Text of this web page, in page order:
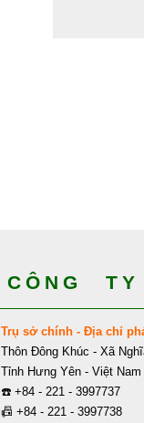
CÔNG
Trụ sở chính - Địa chỉ
Thôn Đông Khúc - Xã
Tỉnh Hưng Yên - Việt Nam
☎️ +84 - 221 - 3997737
📠 +84 - 221 - 3997738